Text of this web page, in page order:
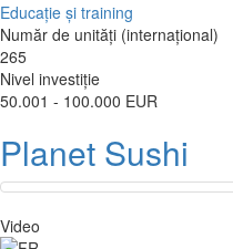
Educație și training
Număr de unități (internațional)
265
Nivel investiție
50.001 - 100.000 EUR
Planet Sushi
Video